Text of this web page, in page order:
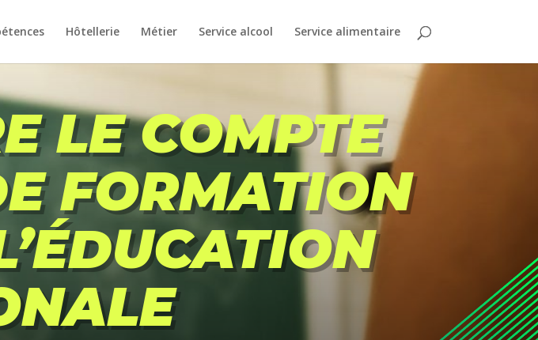
Hôtellerie Métier Service alcool Service alimentaire
LE COMPTE
FORMATION